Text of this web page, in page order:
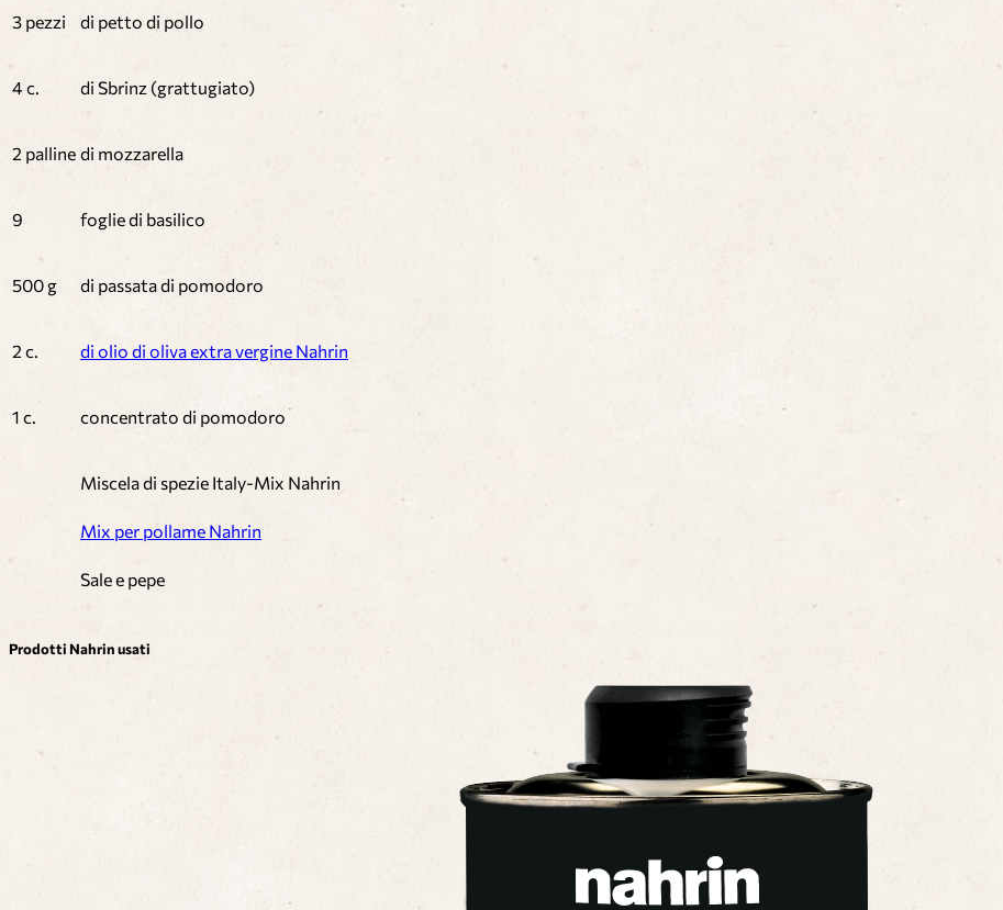
3 pezzi di petto di pollo
4 c. di Sbrinz (grattugiato)
2 palline di mozzarella
9 foglie di basilico
500 g di passata di pomodoro
2 c. di olio di oliva extra vergine Nahrin
1 c. concentrato di pomodoro
Miscela di spezie Italy-Mix Nahrin
Mix per pollame Nahrin
Sale e pepe
Prodotti Nahrin usati